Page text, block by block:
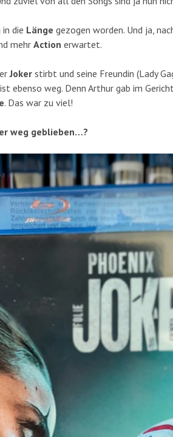
die Länge gezogen worden. Und ja,
mehrAction erwartet.
Joker stirbt und seine Freundin (Lady
ebenso weg. Denn Arthur gab im
. Das war zu viel!
weg geblieben…?